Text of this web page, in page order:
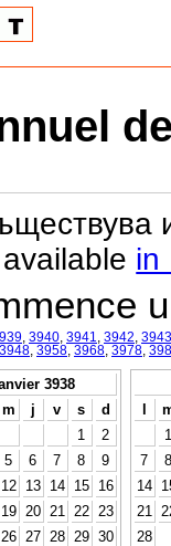
in
3940 3941 3942 3943
3948 3958 3968 3978
3938
m j v s
d
1
2
5 6 7 8
9
12 13 14 15
16
19 20 21 22
23
26 27 28 29 30
l
1
7
8
14
21
28